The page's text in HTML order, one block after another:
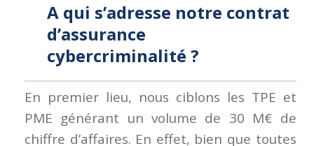
A qui s’adresse notre contrat
d’assurance
cybercriminalité ?
En premier lieu, nous ciblons les TPE et
PME générant un volume de 30 M€ de
chiffre d’affaires. En effet, bien que toutes